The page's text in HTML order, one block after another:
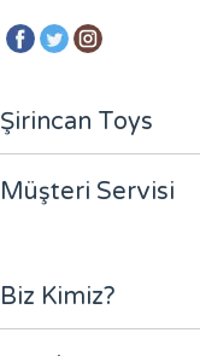
Şirincan Toys
Müşteri Servisi
Biz Kimiz?